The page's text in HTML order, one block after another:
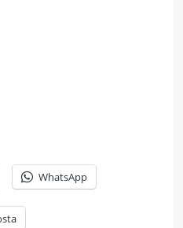
WhatsApp